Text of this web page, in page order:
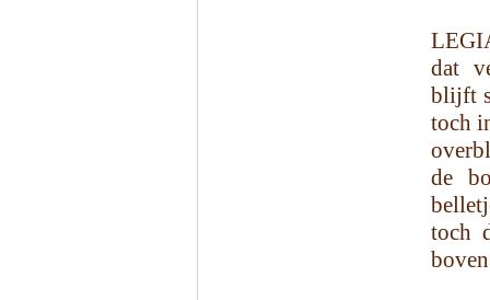
dat
blijft
toch
de
toch